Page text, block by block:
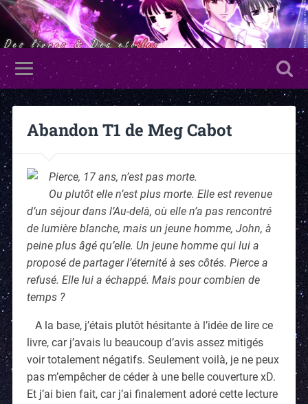
Abandon T1 de Meg Cabot
Pierce, 17 ans, n’est pas morte.
Ou plutôt elle n’est plus morte. Elle est revenue
d’un séjour dans l’Au-delà, où elle n’a pas rencontré
de lumière blanche, mais un jeune homme, John, à
peine plus âgé qu’elle. Un jeune homme qui lui a
proposé de partager l’éternité à ses côtés. Pierce a
refusé. Elle lui a échappé. Mais pour combien de
temps ?
A la base, j’étais plutôt hésitante à l’idée de lire ce
livre, car j’avais lu beaucoup d’avis assez mitigés
voir totalement négatifs. Seulement voilà, je ne peux
pas m’empêcher de céder à une belle couverture xD.
Et j’ai bien fait, car j’ai finalement adoré cette lecture